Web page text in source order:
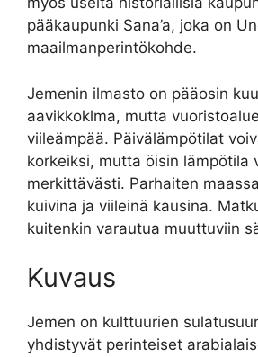
pääkaupunki Sana’a, joka on
maailmanperintökohde.
Jemenin ilmasto on pääosin
aavikkoklma, mutta
viileämpää. Päivälämpötilat
korkeiksi, mutta öisin lämpötila
merkittävästi. Parhaiten
kuivina ja viileinä kausina.
kuitenkin varautua muuttuviin
Kuvaus
Jemen on kulttuurien
yhdistyvät perinteiset